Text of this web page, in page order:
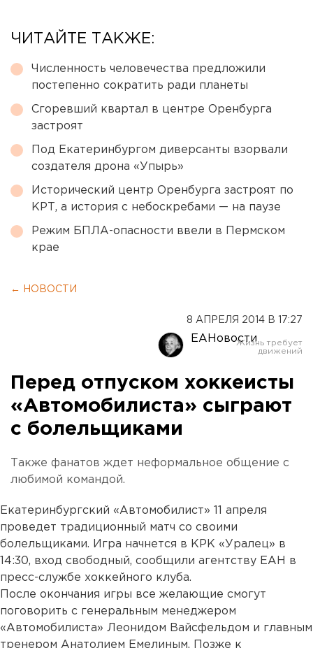
ЧИТАЙТЕ ТАКЖЕ:
Численность человечества предложили
постепенно сократить ради планеты
Сгоревший квартал в центре Оренбурга
застроят
Под Екатеринбургом диверсанты взорвали
создателя дрона «Упырь»
Исторический центр Оренбурга застроят по
КРТ, а история с небоскребами — на паузе
Режим БПЛА-опасности ввели в Пермском
крае
← НОВОСТИ
8 АПРЕЛЯ 2014 В 17:27
ЕАНовости
Перед отпуском хоккеисты
«Автомобилиста» сыграют
с болельщиками
Также фанатов ждет неформальное общение с
любимой командой.
Екатеринбургский «Автомобилист» 11 апреля
проведет традиционный матч со своими
болельщиками. Игра начнется в КРК «Уралец» в
14:30, вход свободный, сообщили агентству ЕАН в
пресс-службе хоккейного клуба.
После окончания игры все желающие смогут
поговорить с генеральным менеджером
«Автомобилиста» Леонидом Вайсфельдом и главным
тренером Анатолием Емелиным. Позже к